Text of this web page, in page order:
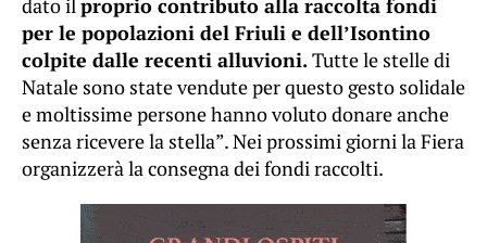
dato ilproprio contributo alla raccolta fondi
per le popolazioni del Friuli e dell’Isontino
colpite dalle recenti alluvioni.Tutte le stelle di
Natale sono state vendute per questo gesto solidale
e moltissime persone hanno voluto donare anche
senza ricevere la stella”. Nei prossimi giorni la Fiera
organizzerà la consegna dei fondi raccolti.